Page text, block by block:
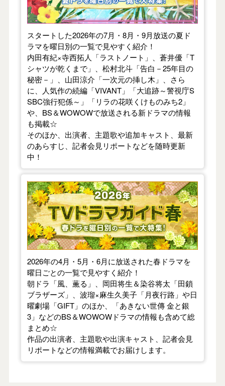
スタートした2026年の7月・8月・9月放送の夏ド
ラマを曜日別の一覧で見やすく紹介！
内田有紀×寺西拓人「ラストノート」、蒼井優「T
シャツが乾くまで」、松村北斗「告白－25年目の
秘密－」、山田涼介「一次元の挿し木」、さら
に、人気作の続編「VIVANT」「大追跡～警視庁S
SBC強行犯係～」「リラの花咲くけものみち2」
や、BS＆WOWOWで放送される新ドラマの情報
も掲載☆
そのほか、出演者、主題歌や追加キャスト、最新
のあらすじ、記者会見リポートなどを随時更新
中！
【2026年春】TVドラマガイド
2026年の4月・5月・6月に放送された春ドラマを
曜日ごとの一覧で見やすく紹介！
朝ドラ「風、薫る」、岡田将生＆染谷将太「田鎖
ブラザーズ」、波瑠×麻生久美子「月夜行路」や日
曜劇場「GIFT」のほか、「あきない世傳 金と銀
3」などのBS＆WOWOWドラマの情報も含めて総
まとめ☆
作品の出演者、主題歌や出演キャスト、記者会見
リポートなどの情報満載でお届けします。